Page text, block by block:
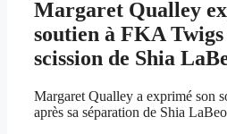
Margaret Qualley
soutien à FKA
scission de Shia
Margaret Qualley a exprimé son
après sa séparation de Shia